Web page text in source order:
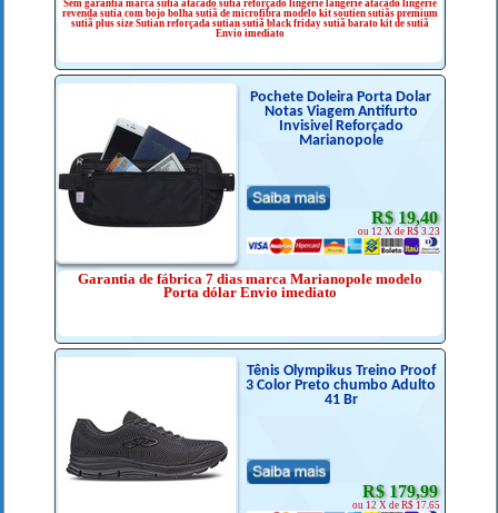
Sem garantia marca sutiã atacado sutiã reforçado lingerie langerie atacado lingerie
revenda sutia com bojo bolha sutiã de microfibra modelo kit soutien sutiãs premium
sutiã plus size Sutian reforçada sutian sutiã black friday sutiã barato kit de sutiã
Envio imediato
Pochete Doleira Porta Dolar
Notas Viagem Antifurto
Invisivel Reforçado
Marianopole
R$ 19,40
ou 12 X de R$ 3.23
Garantia de fábrica 7 dias marca Marianopole modelo
Porta dólar Envio imediato
Tênis Olympikus Treino Proof
3 Color Preto chumbo Adulto
41 Br
R$ 179,99
ou 12 X de R$ 17.65